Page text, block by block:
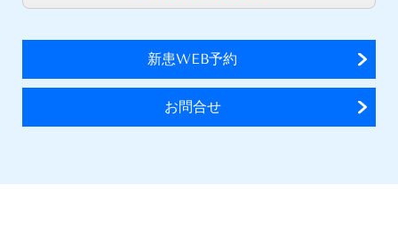
新患WEB予約
お問合せ